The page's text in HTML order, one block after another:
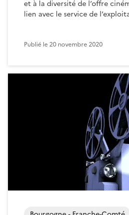
et à la diversité de l’offre
lien avec le service de
Publié le20 novembre 2020